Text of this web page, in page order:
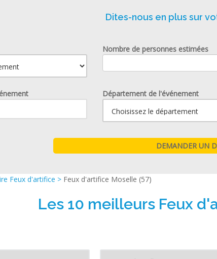
Dites-nous en plus sur
Nombre de personnes estimées
Département de l'événement
Feux d'artifice > Feux d'artifice Moselle (57)
Les 10 meilleurs Feux